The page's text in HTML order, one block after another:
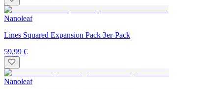
Nanoleaf
Lines Squared Expansion Pack 3er-Pack
59,99 €
Nanoleaf